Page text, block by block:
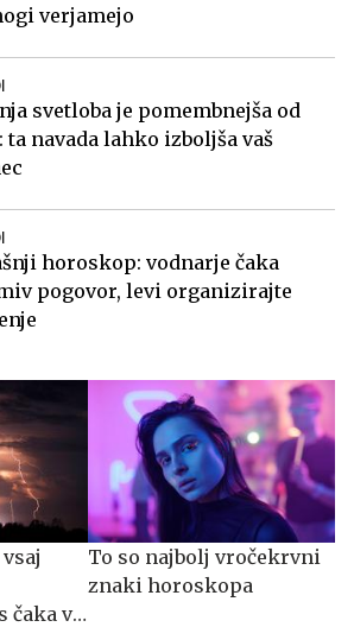
verjamejo
svetloba je pomembnejša od
ta navada lahko izboljša vaš
horoskop: vodnarje čaka
pogovor, levi organizirajte
čaka v
To so najbolj vročekrvni
znaki horoskopa